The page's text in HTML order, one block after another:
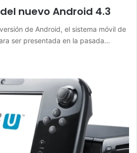
nuevo Android 4.3
de Android, el sistema móvil de
ser presentada en la pasada…